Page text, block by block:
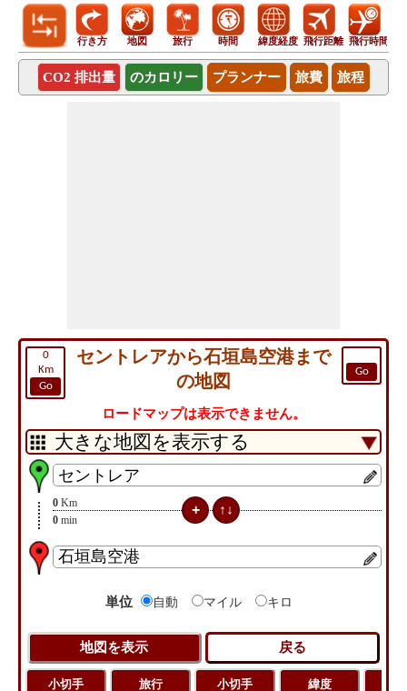
行き方 地図 旅行 時間 緯度経度 飛行距離 飛行時間
CO2 排出量 のカロリー プランナー 旅費 旅程
0
Km
Go
Go
セントレアから石垣島空港まで
の地図
ロードマップは表示できません。
0 Km
0 min
単位 自動 マイル キロ
小切手
旅行
小切手
緯度